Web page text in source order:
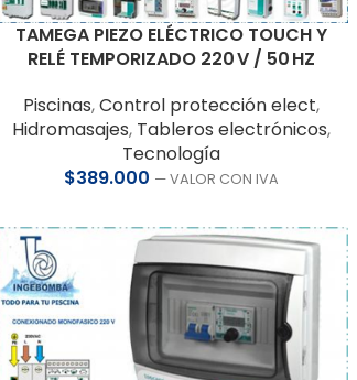
TAMEGA PIEZO ELÉCTRICO TOUCH Y
RELÉ TEMPORIZADO 220 V / 50 HZ
Piscinas,Control protección elect,
Hidromasajes, Tableros electrónicos,
Tecnología
$389.000 — VALOR CON IVA